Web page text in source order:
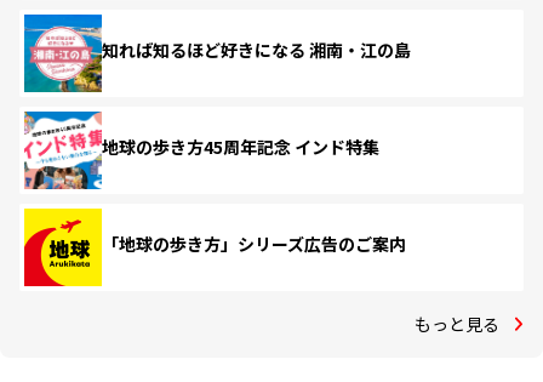
知れば知るほど好きになる 湘南・江の島
地球の歩き方45周年記念 インド特集
「地球の歩き方」シリーズ広告のご案内
もっと見る